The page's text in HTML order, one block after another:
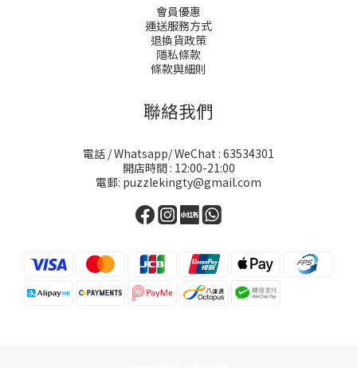
會員優惠
運送服務方式
退換貨政策
隱私條款
條款與細則
聯絡我們
電話 / Whatsapp/ WeChat : 63534301
開店時間 : 12:00-21:00
電郵: puzzlekingty@gmail.com